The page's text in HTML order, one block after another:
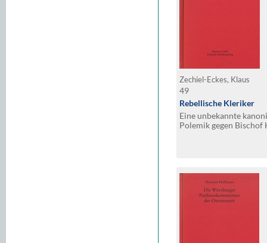
Zechiel-Eckes, Klaus
49
Rebellische Kleriker
Eine unbekannte
Polemik gegen